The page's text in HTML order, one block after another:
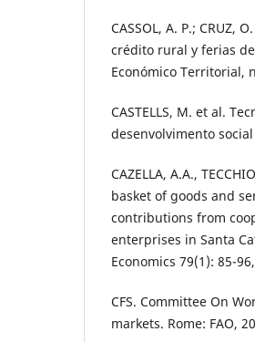
CASSOL, A. P.; CRUZ,
crédito rural y ferias
Económico Territorial,
CASTELLS, M. et al.
desenvolvimento
CAZELLA, A.A.,
basket of goods and
contributions from
enterprises in Santa
Economics 79(1): 85-
CFS. Committee On
markets. Rome: FAO,